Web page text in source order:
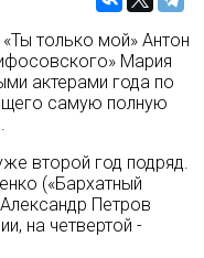
только мой» Антон
Мария
актерами года по
самую полную
второй год подряд.
(«Бархатный
Петров
на четвертой -